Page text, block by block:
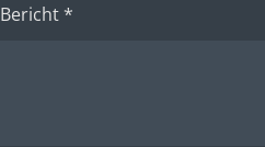
Bericht *